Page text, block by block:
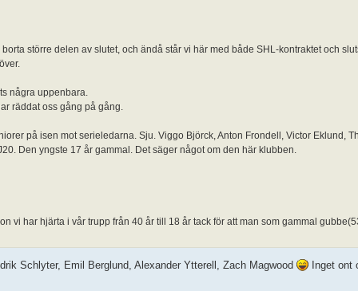
större delen av slutet, och ändå står vi här med både SHL-kontraktet och
några uppenbara.
räddat oss gång på gång.
på isen mot serieledarna. Sju. Viggo Björck, Anton Frondell, Victor Eklund,
Den yngste 17 år gammal. Det säger något om den här klubben.
vi har hjärta i vår trupp från 40 år till 18 år tack för att man som gammal
Schlyter, Emil Berglund, Alexander Ytterell, Zach Magwood
Inget ont